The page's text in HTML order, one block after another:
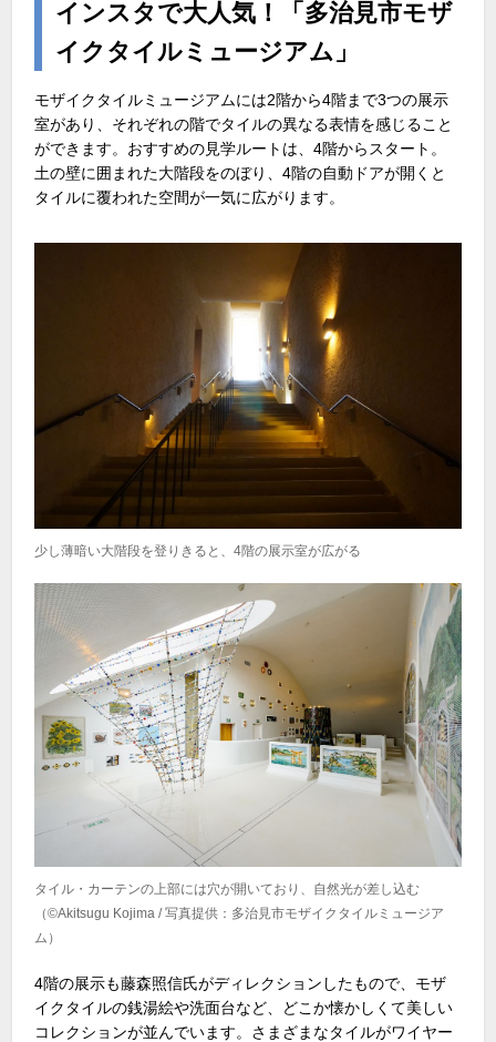
インスタで大人気！「多治見市モザ
イクタイルミュージアム」
モザイクタイルミュージアムには2階から4階まで3つの展示
室があり、それぞれの階でタイルの異なる表情を感じること
ができます。おすすめの見学ルートは、4階からスタート。
土の壁に囲まれた大階段をのぼり、4階の自動ドアが開くと
タイルに覆われた空間が一気に広がります。
少し薄暗い大階段を登りきると、4階の展示室が広がる
タイル・カーテンの上部には穴が開いており、自然光が差し込む
（©Akitsugu Kojima / 写真提供：多治見市モザイクタイルミュージア
ム）
4階の展示も藤森照信氏がディレクションしたもので、モザ
イクタイルの銭湯絵や洗面台など、どこか懐かしくて美しい
コレクションが並んでいます。さまざまなタイルがワイヤー